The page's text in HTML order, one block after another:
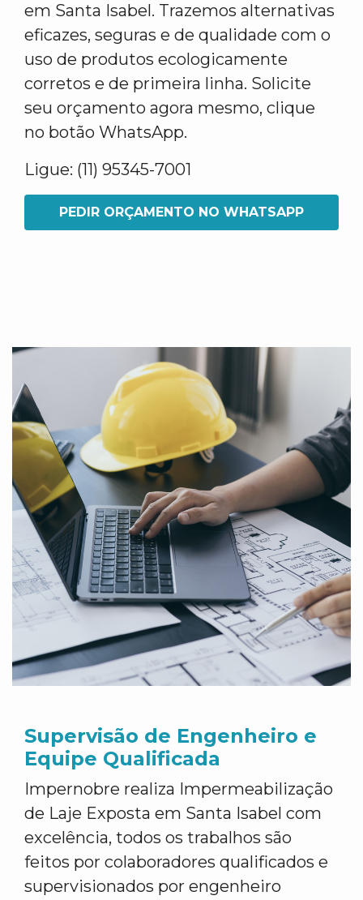
em Santa Isabel. Trazemos alternativas
eficazes, seguras e de qualidade com o
uso de produtos ecologicamente
corretos e de primeira linha. Solicite
seu orçamento agora mesmo, clique
no botão WhatsApp.
Ligue: (11) 95345-7001
PEDIR ORÇAMENTO NO WHATSAPP
Supervisão de Engenheiro e
Equipe Qualificada
Impernobre realiza Impermeabilização
de Laje Exposta em Santa Isabel com
excelência, todos os trabalhos são
feitos por colaboradores qualificados e
supervisionados por engenheiro